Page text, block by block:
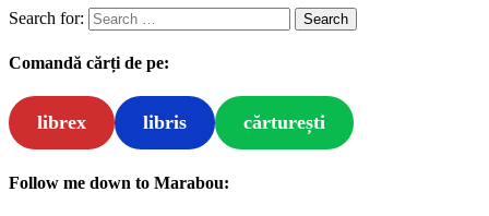
Search for:
Comandă cărți de pe:
librex libris cărturești
Follow me down to Marabou: